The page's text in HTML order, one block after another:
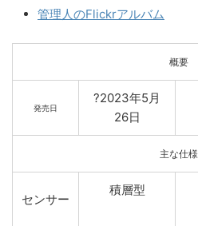
管理人のFlickrアルバム
概要
発売日
?2023年5月
26日
主な仕様
センサー
積層型